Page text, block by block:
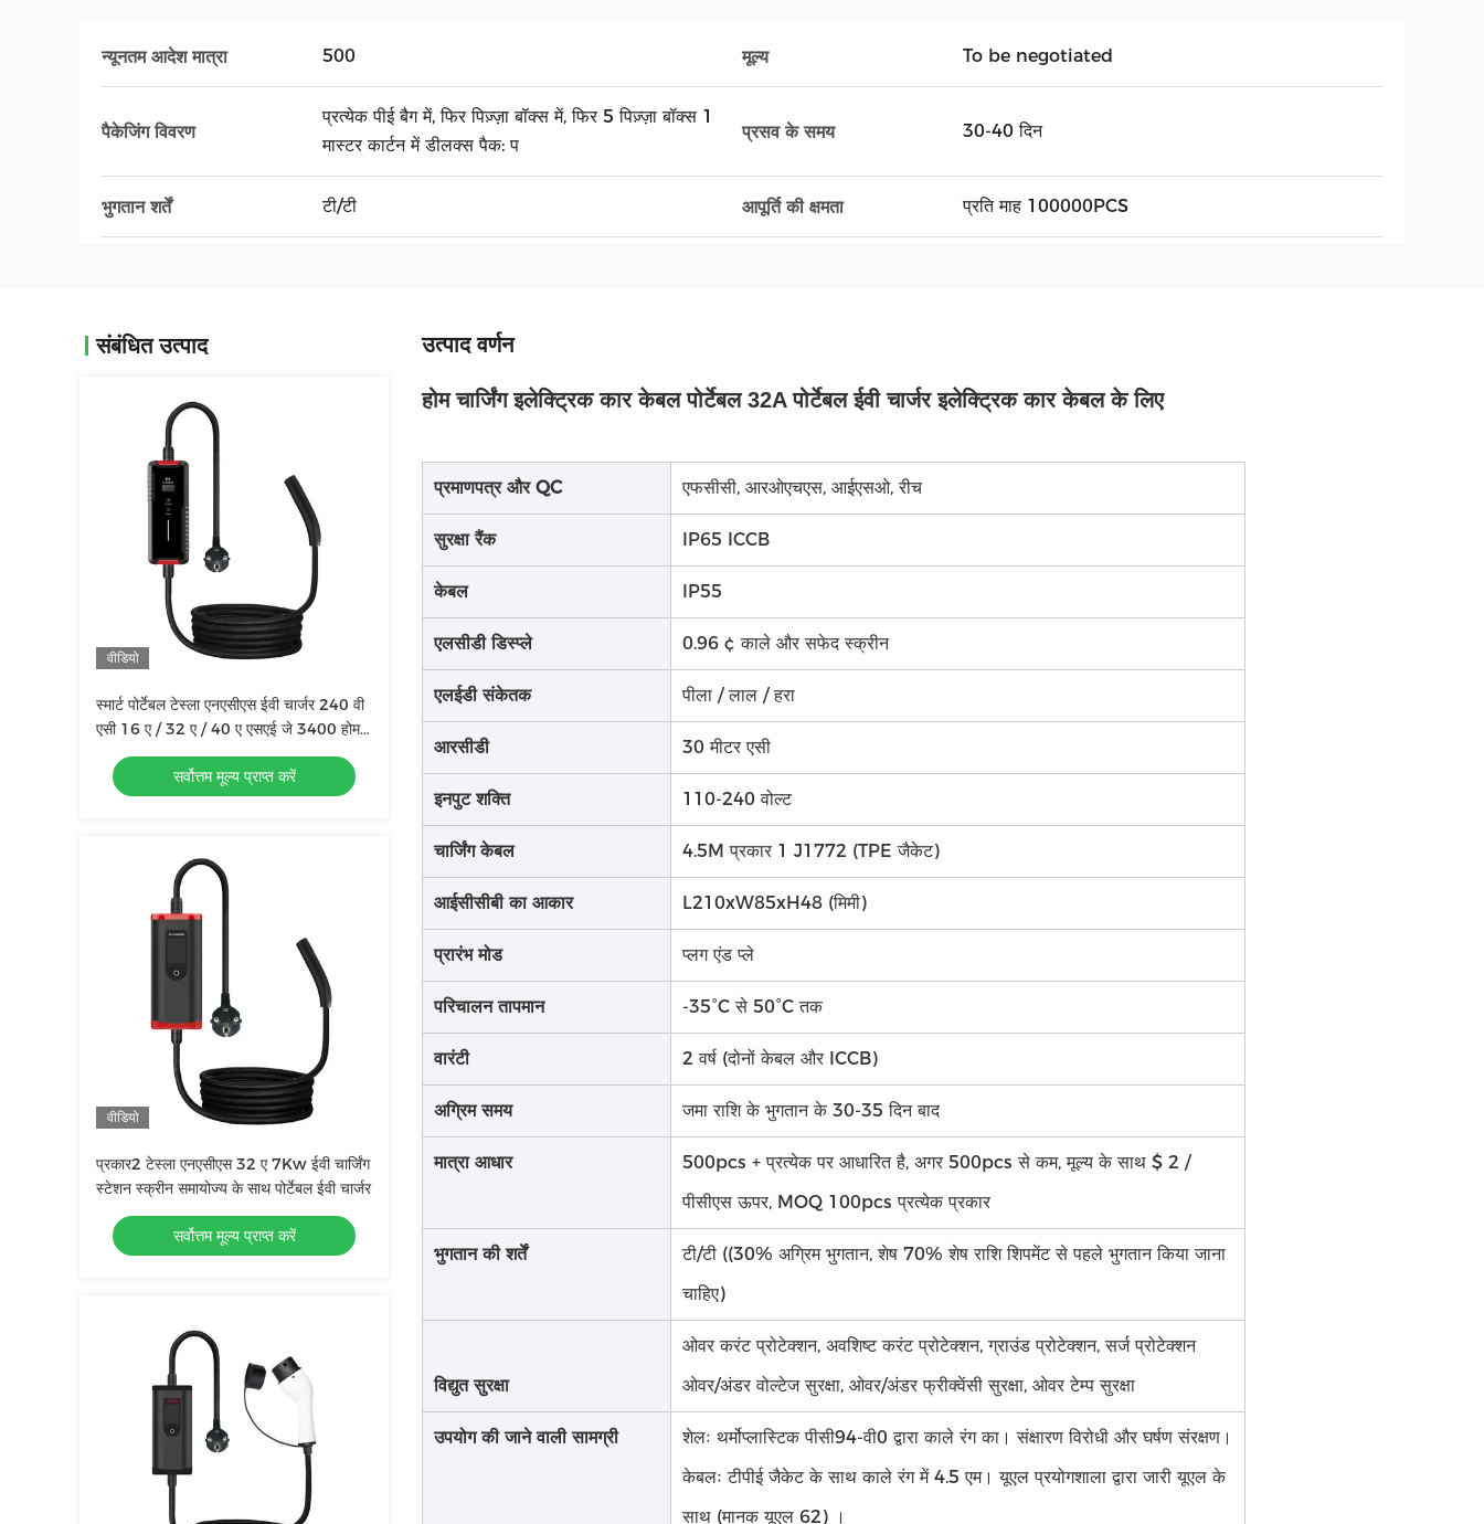
न्यूनतम आदेश मात्रा 500 मूल्य To be negotiated
पैकेजिंग विवरण
प्रत्येक पीई बैग में, फिर पिज़्ज़ा बॉक्स में, फिर 5 पिज़्ज़ा बॉक्स 1
मास्टर कार्टन में डीलक्स पैक: प
प्रसव के समय 30-40 दिन
भुगतान शर्तें टी/टी आपूर्ति की क्षमता प्रति माह 100000PCS
संबंधित उत्पाद
वीडियो
स्मार्ट पोर्टेबल टेस्ला एनएसीएस ईवी चार्जर 240 वी
एसी 16 ए / 32 ए / 40 ए एसएई जे 3400 होम
इलेक्ट्रिक कार चार्जर
सर्वोत्तम मूल्य प्राप्त करें
वीडियो
प्रकार2 टेस्ला एनएसीएस 32 ए 7Kw ईवी चार्जिंग
स्टेशन स्क्रीन समायोज्य के साथ पोर्टेबल ईवी चार्जर
सर्वोत्तम मूल्य प्राप्त करें
उत्पाद वर्णन
होम चार्जिंग इलेक्ट्रिक कार केबल पोर्टेबल 32A पोर्टेबल ईवी चार्जर इलेक्ट्रिक कार केबल के लिए
प्रमाणपत्र और QC एफसीसी, आरओएचएस, आईएसओ, रीच
सुरक्षा रैंक IP65 ICCB
केबल IP55
एलसीडी डिस्प्ले 0.96 ¢ काले और सफेद स्क्रीन
एलईडी संकेतक पीला / लाल / हरा
आरसीडी 30 मीटर एसी
इनपुट शक्ति 110-240 वोल्ट
चार्जिंग केबल 4.5M प्रकार 1 J1772 (TPE जैकेट)
आईसीसीबी का आकार L210xW85xH48 (मिमी)
प्रारंभ मोड प्लग एंड प्ले
परिचालन तापमान -35°C से 50°C तक
वारंटी 2 वर्ष (दोनों केबल और ICCB)
अग्रिम समय जमा राशि के भुगतान के 30-35 दिन बाद
मात्रा आधार
500pcs + प्रत्येक पर आधारित है, अगर 500pcs से कम, मूल्य के साथ $ 2 /
पीसीएस ऊपर, MOQ 100pcs प्रत्येक प्रकार
भुगतान की शर्तें
टी/टी ((30% अग्रिम भुगतान, शेष 70% शेष राशि शिपमेंट से पहले भुगतान किया जाना
चाहिए)
विद्युत सुरक्षा
ओवर करंट प्रोटेक्शन, अवशिष्ट करंट प्रोटेक्शन, ग्राउंड प्रोटेक्शन, सर्ज प्रोटेक्शन
ओवर/अंडर वोल्टेज सुरक्षा, ओवर/अंडर फ्रीक्वेंसी सुरक्षा, ओवर टेम्प सुरक्षा
उपयोग की जाने वाली सामग्री
शेलः थर्मोप्लास्टिक पीसी94-वी0 द्वारा काले रंग का। संक्षारण विरोधी और घर्षण संरक्षण।
केबलः टीपीई जैकेट के साथ काले रंग में 4.5 एम। यूएल प्रयोगशाला द्वारा जारी यूएल के
साथ (मानक यूएल 62) ।